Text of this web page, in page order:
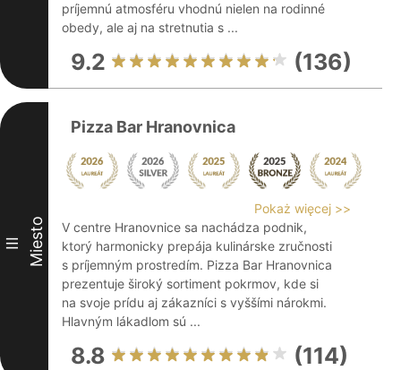
príjemnú atmosféru vhodnú nielen na rodinné
obedy, ale aj na stretnutia s ...
9.2 (136)
III Miesto
Pizza Bar Hranovnica
Pokaż więcej >>
V centre Hranovnice sa nachádza podnik,
ktorý harmonicky prepája kulinárske zručnosti
s príjemným prostredím. Pizza Bar Hranovnica
prezentuje široký sortiment pokrmov, kde si
na svoje prídu aj zákazníci s vyššími nárokmi.
Hlavným lákadlom sú ...
8.8 (114)